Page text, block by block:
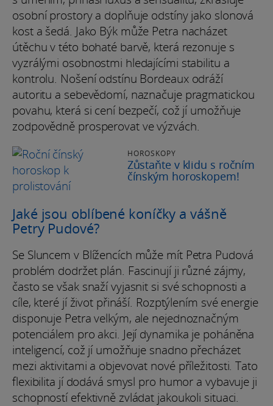
osobní prostory a doplňuje odstíny jako slonová
kost a šedá. Jako Býk může Petra nacházet
útěchu v této bohaté barvě, která rezonuje s
vyzrálými osobnostmi hledajícími stabilitu a
kontrolu. Nošení odstínu Bordeaux odráží
autoritu a sebevědomí, naznačuje pragmatickou
povahu, která si cení bezpečí, což jí umožňuje
zodpovědně prosperovat ve výzvách.
HOROSKOPY
Zůstaňte v klidu s ročním
čínským horoskopem!
Jaké jsou oblíbené koníčky a vášně
Petry Pudové?
Se Sluncem v Blížencích může mít Petra Pudová
problém dodržet plán. Fascinují ji různé zájmy,
často se však snaží vyjasnit si své schopnosti a
cíle, které jí život přináší. Rozptýlením své energie
disponuje Petra velkým, ale nejednoznačným
potenciálem pro akci. Její dynamika je poháněna
inteligencí, což jí umožňuje snadno přecházet
mezi aktivitami a objevovat nové příležitosti. Tato
flexibilita jí dodává smysl pro humor a vybavuje ji
schopností efektivně zvládat jakoukoli situaci.